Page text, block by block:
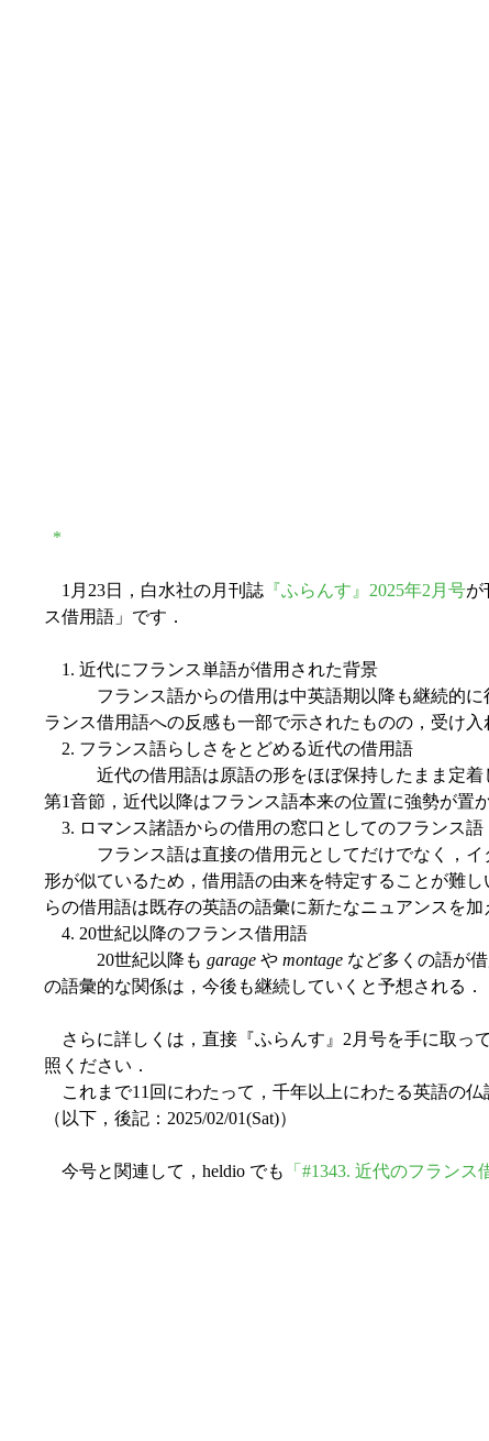
*
1月23日，白水社の月刊誌 『ふらんす』2025年2月号が
ス借用語」です．
1. 近代にフランス単語が借用された背景
フランス語からの借用は中英語期以降も継続的に行
ランス借用語への反感も一部で示されたものの，受け
2. フランス語らしさをとどめる近代の借用語
近代の借用語は原語の形をほぼ保持したまま定着し
第1音節，近代以降はフランス語本来の位置に強勢が置
3. ロマンス諸語からの借用の窓口としてのフランス語
フランス語は直接の借用元としてだけでなく，イタ
形が似ているため，借用語の由来を特定することが難
らの借用語は既存の英語の語彙に新たなニュアンスを加
4. 20世紀以降のフランス借用語
20世紀以降も garage や montage など多くの語が
の語彙的な関係は，今後も継続していくと予想される．
さらに詳しくは，直接『ふらんす』2月号を手に取っ
照ください．
これまで11回にわたって，千年以上にわたる英語の
（以下，後記：2025/02/01(Sat)）
今号と関連して，heldio でも 「#1343. 近代のフラン